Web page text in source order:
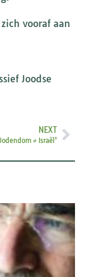
vooraf aan
Joodse
NEXT
≠ Israël’